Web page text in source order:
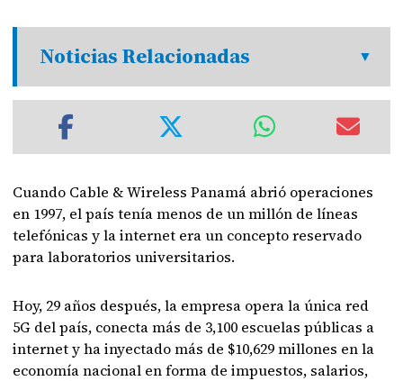
Noticias Relacionadas
Cuando Cable & Wireless Panamá abrió operaciones
en 1997, el país tenía menos de un millón de líneas
telefónicas y la internet era un concepto reservado
para laboratorios universitarios.
Hoy, 29 años después, la empresa opera la única red
5G del país, conecta más de 3,100 escuelas públicas a
internet y ha inyectado más de $10,629 millones en la
economía nacional en forma de impuestos, salarios,